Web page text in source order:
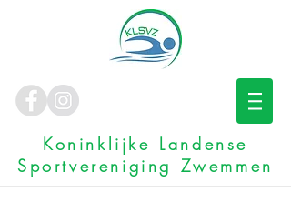
Koninklijke Landense
Sportvereniging Zwemmen